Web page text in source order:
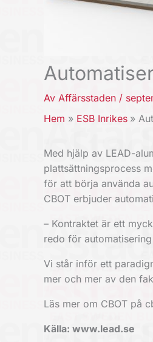
Av Affärsstaden /
Hem
ESB Inrikes
Med hjälp av LEAD-
plattsättningsprocess
för att börja använda
CBOT erbjuder
– Kontraktet är ett
redo för
Vi står inför ett
mer och mer av den
Läs mer om CBOT på
Källa: www.lead.se